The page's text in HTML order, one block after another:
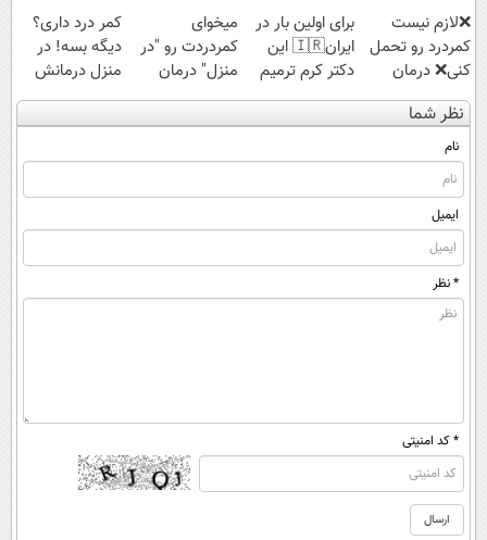
❌لازم نیست
کمردرد رو تحمل
کنی❌ درمان
بدون جراحی و
قرص
(پرسشنامه)
برای اولین بار در
ایران🇮🇷 این
دکتر کرم ترمیم
کننده 23 روزه
ساخت!
میخوای
کمردردت رو "در
منزل" درمان
کنی؟ (◂فیلم +
◂پرسش‌نامه)
کمر درد داری؟
دیگه بسه! در
منزل درمانش
کن
(◀پرسش‌نامه)
نظر شما
نام
ایمیل
* نظر
* کد امنیتی